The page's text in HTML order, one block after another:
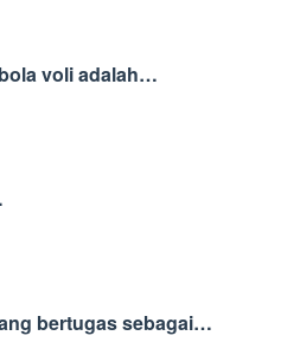
voli adalah…
bertugas sebagai…